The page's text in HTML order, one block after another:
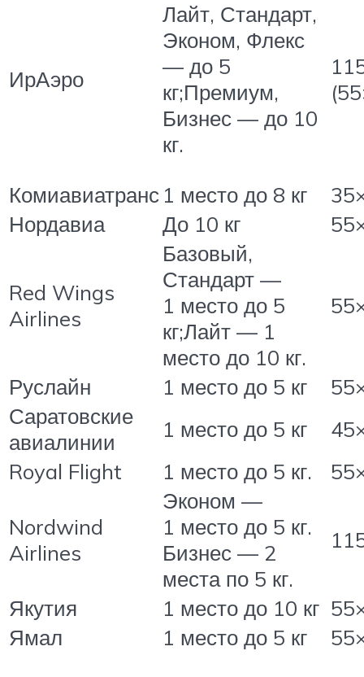
ИрАэро
Лайт, Стандарт,
Эконом, Флекс
— до 5
кг;Премиум,
Бизнес — до 10
кг.
Комиавиатранс 1 место до 8 кг
Нордавиа
До 10 кг
Red Wings
Airlines
Базовый,
Стандарт —
1 место до 5
кг;Лайт — 1
место до 10 кг.
Руслайн 1 место до 5 кг
Саратовские
авиалинии
1 место до 5 кг
Royal Flight
1 место до 5 кг.
Nordwind
Airlines
Эконом —
1 место до 5 кг.
Бизнес — 2
места по 5 кг.
Якутия 1 место до 10 кг
Ямал
1 место до 5 кг